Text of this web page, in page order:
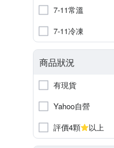
7-11常溫
7-11冷凍
商品狀況
有現貨
Yahoo自營
評價4顆
以上